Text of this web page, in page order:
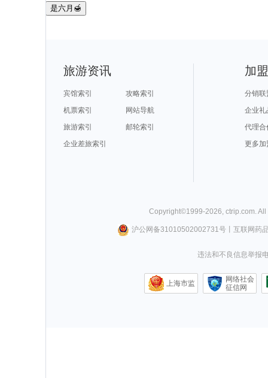
是六月🍯
旅游资讯
宾馆索引
攻略索引
机票索引
网站导航
旅游索引
邮轮索引
企业差旅索引
加
分销联
企业礼
代理合
更多加
Copyright©1999-2026, ctrip.com.
沪公网备31010502002731号丨 互联网药
违法和不良信息举报
上海市监
网络社会
征信网